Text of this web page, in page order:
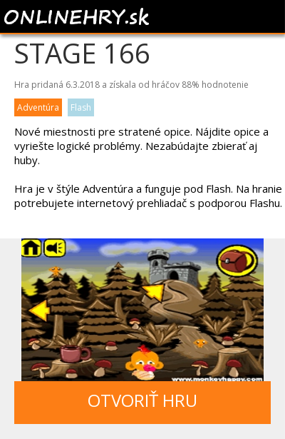
MONKEY GO HAPPY -
STAGE 166
Hra pridaná 6.3.2018 a získala od hráčov 88% hodnotenie
Adventúra
Flash
Nové miestnosti pre stratené opice. Nájdite opice a
vyriešte logické problémy. Nezabúdajte zbierať aj
huby.
Hra je v štýle Adventúra a funguje pod Flash. Na hranie
potrebujete internetový prehliadač s podporou Flashu.
OTVORIŤ HRU